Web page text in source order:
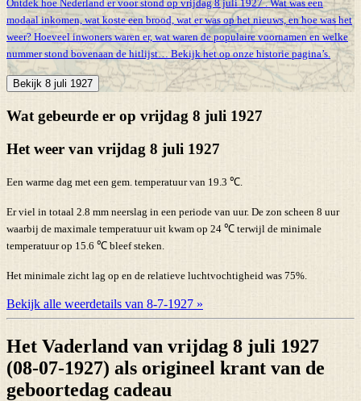
Ontdek hoe Nederland er voor stond op vrijdag 8 juli 1927 . Wat was een
modaal inkomen, wat koste een brood, wat er was op het nieuws, en hoe was het
weer? Hoeveel inwoners waren er, wat waren de populaire voornamen en welke
nummer stond bovenaan de hitlijst… Bekijk het op onze historie pagina’s.
Bekijk 8 juli 1927
Wat gebeurde er op vrijdag 8 juli 1927
Het weer van vrijdag 8 juli 1927
Een warme dag met een gem. temperatuur van 19.3 ℃.
Er viel in totaal 2.8 mm neerslag in een periode van uur. De zon scheen 8 uur
waarbij de maximale temperatuur uit kwam op 24 ℃ terwijl de minimale
temperatuur op 15.6 ℃ bleef steken.
Het minimale zicht lag op en de relatieve luchtvochtigheid was 75%.
Bekijk alle weerdetails van 8-7-1927 »
Het Vaderland van vrijdag 8 juli 1927
(08-07-1927) als origineel krant van de
geboortedag cadeau